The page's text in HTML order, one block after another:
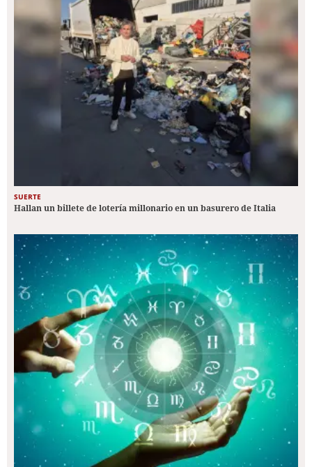
SUERTE
Hallan un billete de lotería millonario en un basurero de Italia